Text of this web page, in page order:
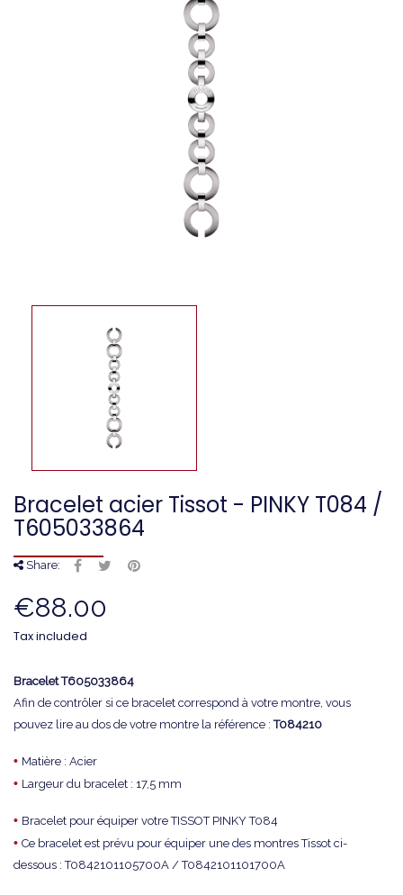
Bracelet acier Tissot - PINKY T084 /
T605033864
Share:
€88.00
Tax included
BraceletT605033864
Afin de contrôler si ce bracelet correspond à votre montre, vous
pouvez lire au dos de votre montre la référence :T084210
• Matière : Acier
• Largeur du bracelet : 17,5 mm
• Bracelet pour équiper votre TISSOT PINKY T084
• Ce bracelet est prévu pour équiper une des montres Tissot ci-
dessous : T0842101105700A / T0842101101700A